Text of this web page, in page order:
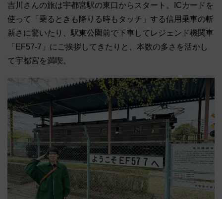
吉川さんの旅は宇都宮駅の東口からスタート。ICカードを
使って「乗るときも降りる時もタッチ」する信用乗車の斬
新さに驚いたり、駅東公園前で下車してレジェンド機関車
「EF57-7」にご挨拶してきたりと、本数の多さを活かし
て宇都宮を満喫。